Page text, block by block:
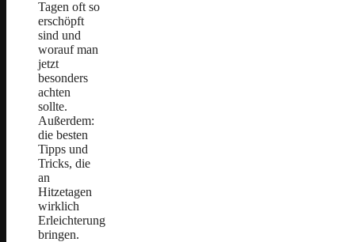
Tagen oft so
erschöpft
sind und
worauf man
jetzt
besonders
achten
sollte.
Außerdem:
die besten
Tipps und
Tricks, die
an
Hitzetagen
wirklich
Erleichterung
bringen.